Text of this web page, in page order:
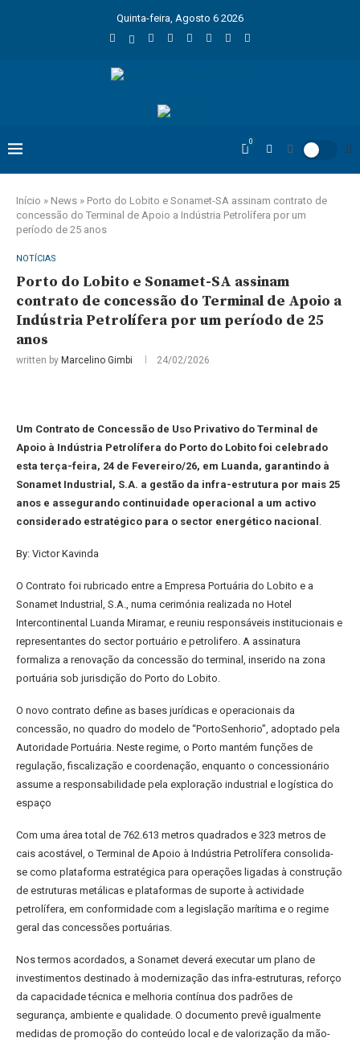
Quinta-feira, Agosto 6 2026
0
Início » News » Porto do Lobito e Sonamet-SA assinam contrato de
concessão do Terminal de Apoio a Indústria Petrolífera por um
período de 25 anos
NOTÍCIAS
Porto do Lobito e Sonamet-SA assinam
contrato de concessão do Terminal de Apoio a
Indústria Petrolífera por um período de 25
anos
written by Marcelino Gimbi 24/02/2026
Um Contrato de Concessão de Uso Privativo do Terminal de
Apoio à Indústria Petrolífera do Porto do Lobito foi celebrado
esta terça-feira, 24 de Fevereiro/26, em Luanda, garantindo à
Sonamet Industrial, S.A. a gestão da infra-estrutura por mais 25
anos e assegurando continuidade operacional a um activo
considerado estratégico para o sector energético nacional .
By: Victor Kavinda
O Contrato foi rubricado entre a Empresa Portuária do Lobito e a
Sonamet Industrial, S.A., numa cerimónia realizada no Hotel
Intercontinental Luanda Miramar, e reuniu responsáveis institucionais e
representantes do sector portuário e petrolifero. A assinatura
formaliza a renovação da concessão do terminal, inserido na zona
portuária sob jurisdição do Porto do Lobito.
O novo contrato define as bases jurídicas e operacionais da
concessão, no quadro do modelo de “PortoSenhorio”, adoptado pela
Autoridade Portuária. Neste regime, o Porto mantém funções de
regulação, fiscalização e coordenação, enquanto o concessionário
assume a responsabilidade pela exploração industrial e logística do
espaço
Com uma área total de 762.613 metros quadrados e 323 metros de
cais acostável, o Terminal de Apoio à Indústria Petrolífera consolida-
se como plataforma estratégica para operações ligadas à construção
de estruturas metálicas e plataformas de suporte à actividade
petrolífera, em conformidade com a legislação marítima e o regime
geral das concessões portuárias.
Nos termos acordados, a Sonamet deverá executar um plano de
investimentos destinado à modernização das infra-estruturas, reforço
da capacidade técnica e melhoria contínua dos padrões de
segurança, ambiente e qualidade. O documento prevê igualmente
medidas de promoção do conteúdo local e de valorização da mão-